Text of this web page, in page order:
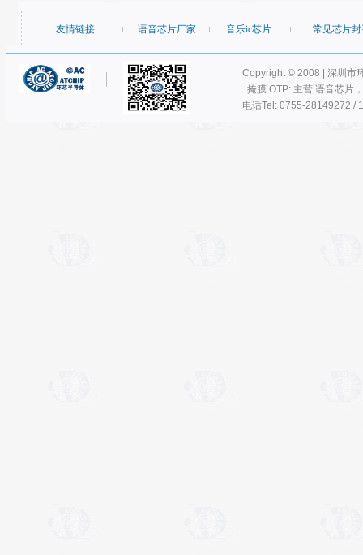
友情链接 语音芯片厂家 音乐ic芯片 常见芯片
Copyright © 2008 | 深圳市
掩膜 OTP: 主营 语音芯片
电话Tel: 0755-28149272 /